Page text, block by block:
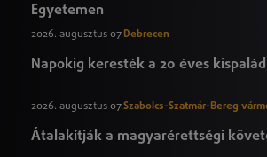
Egyetemen
2026. augusztus 07.Debrecen
Napokig keresték a 20 éves
2026. augusztus 07.Szabolcs-Szatmár-Bereg
Átalakítják a magyarérettségi